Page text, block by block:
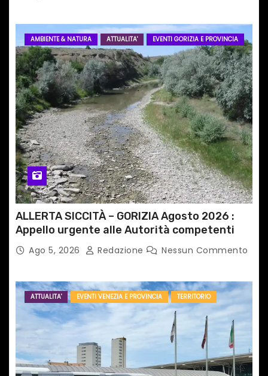
AMBIENTE & NATURA ATTUALITA' EVENTI GORIZIA E PROVINCIA
ALLERTA SICCITÀ – GORIZIA Agosto 2026 :
Appello urgente alle Autorità competenti
Ago 5, 2026 Redazione Nessun Commento
ATTUALITA' EVENTI VENEZIA E PROVINCIA TERRITORIO